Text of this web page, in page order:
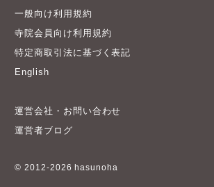
一般向け利用規約
寺院会員向け利用規約
特定商取引法に基づく表記
English
運営会社・お問い合わせ
運営者ブログ
© 2012-2026 hasunoha